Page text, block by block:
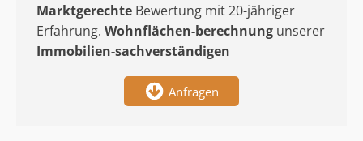
Marktgerechte Bewertung mit 20-jähriger
Erfahrung. Wohnflächen-berechnung unserer
Immobilien-sachverständigen
Anfragen